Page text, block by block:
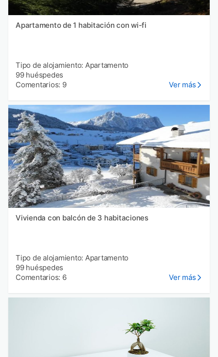
Apartamento de 1 habitación con wi-fi
Tipo de alojamiento: Apartamento
99 huéspedes
Comentarios: 9
Ver más
Vivienda con balcón de 3 habitaciones
Tipo de alojamiento: Apartamento
99 huéspedes
Comentarios: 6
Ver más